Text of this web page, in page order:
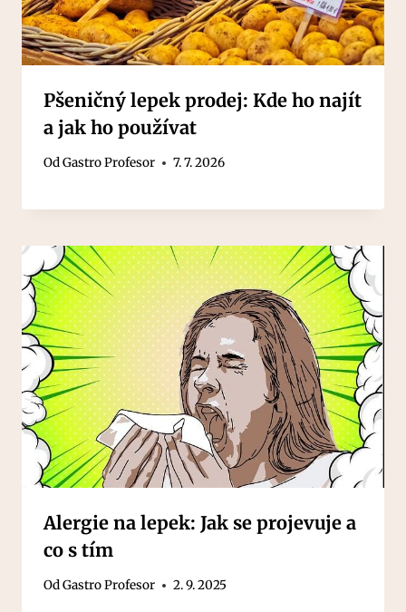
Pšeničný lepek prodej: Kde ho najít
a jak ho používat
OdGastro Profesor 7. 7. 2026
Alergie na lepek: Jak se projevuje a
co s tím
OdGastro Profesor 2. 9. 2025